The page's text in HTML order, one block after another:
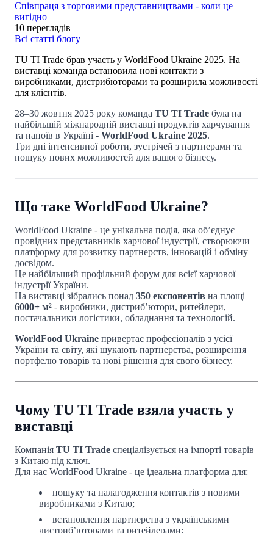
Співпраця з торговими представництвами - коли це
вигідно
10 переглядів
Всі статті блогу
TU TI Trade брав участь у WorldFood Ukraine 2025. На
виставці команда встановила нові контакти з
виробниками, дистрибюторами та розширила можливості
для клієнтів.
28–30 жовтня 2025 року команда TU TI Trade була на
найбільшій міжнародній виставці продуктів харчування
та напоїв в Україні - WorldFood Ukraine 2025.
Три дні інтенсивної роботи, зустрічей з партнерами та
пошуку нових можливостей для вашого бізнесу.
Що таке WorldFood Ukraine?
WorldFood Ukraine - це унікальна подія, яка об’єднує
провідних представників харчової індустрії, створюючи
платформу для розвитку партнерств, інновацій і обміну
досвідом.
Це найбільший профільний форум для всієї харчової
індустрії України.
На виставці зібрались понад 350 експонентів на площі
6000+ м² - виробники, дистриб’ютори, ритейлери,
постачальники логістики, обладнання та технологій.
WorldFood Ukraine привертає професіоналів з усієї
України та світу, які шукають партнерства, розширення
портфелю товарів та нові рішення для свого бізнесу.
Чому TU TI Trade взяла участь у
виставці
Компанія TU TI Trade спеціалізується на імпорті товарів
з Китаю під ключ.
Для нас WorldFood Ukraine - це ідеальна платформа для:
пошуку та налагодження контактів з новими
виробниками з Китаю;
встановлення партнерства з українськими
дистриб’юторами та ритейлерами;